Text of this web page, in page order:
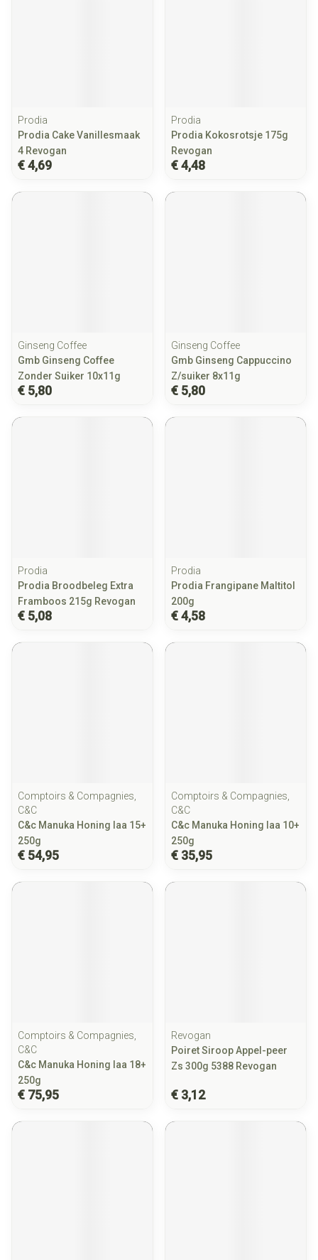
Prodia
Prodia Cake Vanillesmaak
4 Revogan
€ 4,69
Prodia
Prodia Kokosrotsje 175g
Revogan
€ 4,48
Ginseng Coffee
Gmb Ginseng Coffee
Zonder Suiker 10x11g
€ 5,80
Ginseng Coffee
Gmb Ginseng Cappuccino
Z/suiker 8x11g
€ 5,80
Prodia
Prodia Broodbeleg Extra
Framboos 215g Revogan
€ 5,08
Prodia
Prodia Frangipane Maltitol
200g
€ 4,58
Comptoirs & Compagnies,
C&C
C&c Manuka Honing Iaa 15+
250g
€ 54,95
Comptoirs & Compagnies,
C&C
C&c Manuka Honing Iaa 10+
250g
€ 35,95
Comptoirs & Compagnies,
C&C
C&c Manuka Honing Iaa 18+
250g
€ 75,95
Revogan
Poiret Siroop Appel-peer
Zs 300g 5388 Revogan
€ 3,12